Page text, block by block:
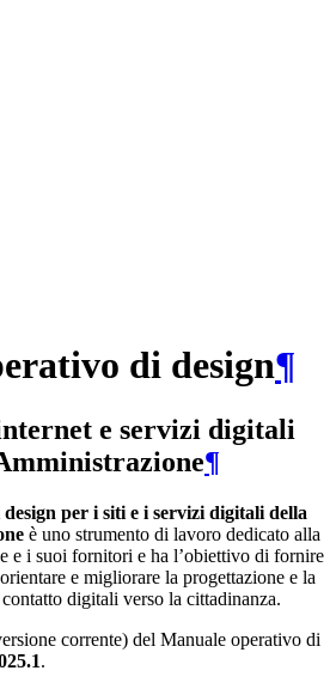
di design¶
e servizi digitali
¶
per i siti e i servizi digitali della
è uno strumento di lavoro dedicato alla
e i suoi fornitori e ha l’obiettivo di fornire
e migliorare la progettazione e la
digitali verso la cittadinanza.
corrente) del Manuale operativo di
.